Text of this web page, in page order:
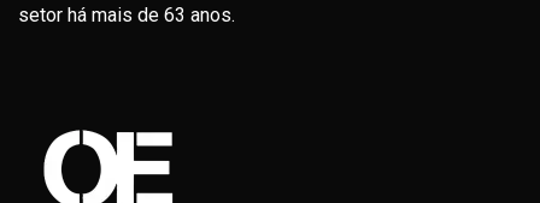
setor há mais de 63 anos.